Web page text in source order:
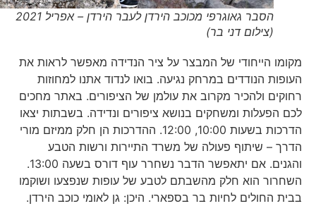
הסבר גאוגרפי מכוכב הירדן לעבר הירדן – אפריל 2021
(צילום דני בר)
מקומו הייחודי של המבצר על ציר הנדידה מאפשר לראות את
העופות הנודדים במרחק נגיעה. בואו לנדוד אתנו למחוזות
רחוקים ולהכיר מקרוב את עולמן של הציפורים. באתר מחכים
לכם הפעלות ומשחקים בנושא ציפורים ונדידה. בשבתות יצאו
הדרכות בשעות 10:00, 12:00. ההדרכות הן חלק ממיזם מורי
הדרך – שיתוף פעולה של משרד התיירות ורשות הטבע
והגנים. אם יתאפשר הדבר נשחרר עוף דורס בשעה 13:00.
השחרור הוא חלק מהשבתם לטבע של עופות שנפצעו ושוקמו
בבית החולים לחיות בר בספארי. היכן: גן לאומי כוכב הירדן.